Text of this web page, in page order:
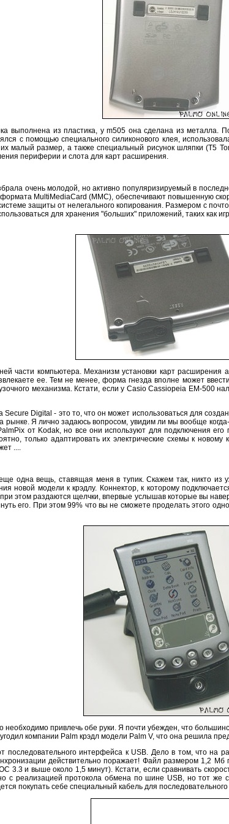
выполнена из пластика, у m505 она сделана из металла.
с помощью специального силиконового клея,
малый размер, а также специальный рисунок шляпки (T5
периферии и слота для карт расширения.
очень молодой, но активно популяризируемый в
MultiMediaCard (MMC), обеспечивают повышенную
защиты от нелегального копирования. Размером с
для хранения "больших" приложений, таких как
части компьютера. Механизм установки карт
ее. Тем не менее, форма гнезда вполне может
механизма. Кстати, если у Casio Cassiopeia EM-500
Secure Digital - это то, что он может использоваться для
рынке. Я лично задаюсь вопросом, увидим ли мы вообще
от Kodak, но все они используют для подключения
только адаптировать их электрические схемы к
....
одна вещь, ставящая меня в тупик. Скажем так, никто
новой модели к крэдлу. Коннектор, к которому
этом раздаются щелчки, впервые услышав которые вы
его. При этом 99% что вы не сможете проделать этого
привлечь обе руки. Я почти убежден, что
компании Palm крэдл модели Palm V, что она решила
последовательного интерфейса к USB. Дело в том, что на
действительно поражает! Файл размером 1,2
3.3 и выше около 1,5 минут). Кстати, если сравнивать
с реализацией протокола обмена по шине USB, но тот
покупать себе специальный кабель для